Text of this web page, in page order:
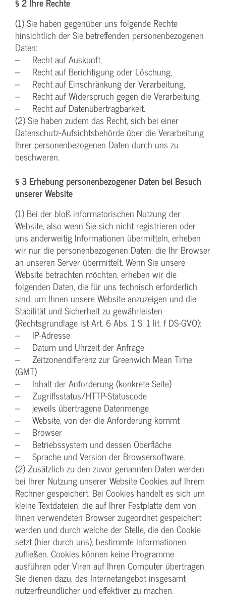
(1) Sie haben gegenüber uns folgende Rechte
hinsichtlich der Sie betreffenden personenbezogenen
Daten:
– Recht auf Auskunft,
– Recht auf Berichtigung oder Löschung,
– Recht auf Einschränkung der Verarbeitung,
– Recht auf Widerspruch gegen die Verarbeitung,
– Recht auf Datenübertragbarkeit.
(2) Sie haben zudem das Recht, sich bei einer
Datenschutz-Aufsichtsbehörde über die Verarbeitung
Ihrer personenbezogenen Daten durch uns zu
beschweren.
§ 3 Erhebung personenbezogener Daten bei Besuch
unserer Website
(1) Bei der bloß informatorischen Nutzung der
Website, also wenn Sie sich nicht registrieren oder
uns anderweitig Informationen übermitteln, erheben
wir nur die personenbezogenen Daten, die Ihr Browser
an unseren Server übermittelt. Wenn Sie unsere
Website betrachten möchten, erheben wir die
folgenden Daten, die für uns technisch erforderlich
sind, um Ihnen unsere Website anzuzeigen und die
Stabilität und Sicherheit zu gewährleisten
(Rechtsgrundlage ist Art. 6 Abs. 1 S. 1 lit. f DS-GVO):
– IP-Adresse
– Datum und Uhrzeit der Anfrage
– Zeitzonendifferenz zur Greenwich Mean Time
(GMT)
– Inhalt der Anforderung (konkrete Seite)
– Zugriffsstatus/HTTP-Statuscode
– jeweils übertragene Datenmenge
– Website, von der die Anforderung kommt
– Browser
– Betriebssystem und dessen Oberfläche
– Sprache und Version der Browsersoftware.
(2) Zusätzlich zu den zuvor genannten Daten werden
bei Ihrer Nutzung unserer Website Cookies auf Ihrem
Rechner gespeichert. Bei Cookies handelt es sich um
kleine Textdateien, die auf Ihrer Festplatte dem von
Ihnen verwendeten Browser zugeordnet gespeichert
werden und durch welche der Stelle, die den Cookie
setzt (hier durch uns), bestimmte Informationen
zufließen. Cookies können keine Programme
ausführen oder Viren auf Ihren Computer übertragen.
Sie dienen dazu, das Internetangebot insgesamt
nutzerfreundlicher und effektiver zu machen.